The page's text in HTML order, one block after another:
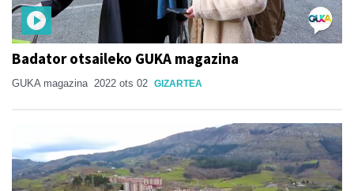
Badator otsaileko GUKA magazina
GUKA magazina 2022 ots 02 GIZARTEA